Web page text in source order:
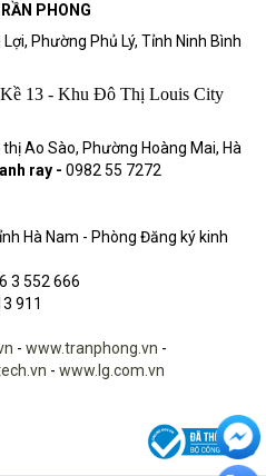
tích hợp cảm biến vân tay, bạn dễ
cách tiện lợi và an toàn.
PHONG
Lợi, Phường Phủ Lý, Tỉnh Ninh Bình
13 - Khu Đô Thị Louis City
Ao Sào, Phường Hoàng Mai, Hà
ray - 0982 55 7272
Hà Nam - Phòng Đăng ký kinh
3 552 666
911
- www.tranphong.vn -
- www.lg.com.vn